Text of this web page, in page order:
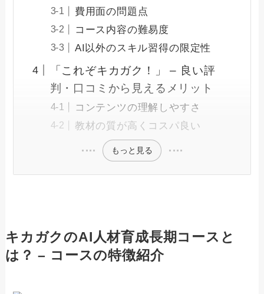
費用面の問題点
コース内容の難易度
AI以外のスキル習得の限定性
「これぞキカガク！」 – 良い評
判・口コミから見えるメリット
コンテンツの理解しやすさ
教材の質が高くコスパ良い
もっと見る
キカガクのAI人材育成長期コースと
は？ – コースの特徴紹介